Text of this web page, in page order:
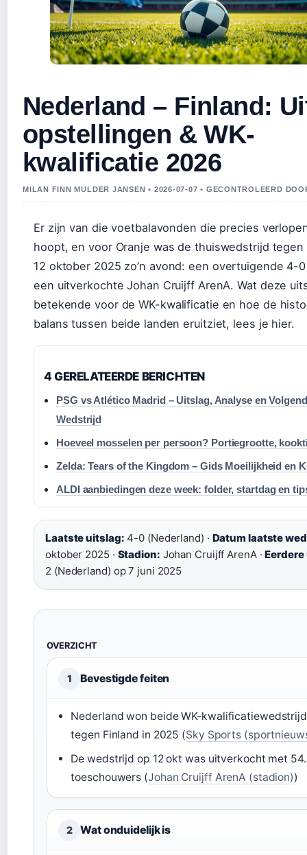
Nederland – Finland:
opstellingen & WK-
kwalificatie 2026
MILAN FINN MULDER JANSEN • 2026-07-07 • GECONTROLEERD
Er zijn van die voetbalavonden die precies
hoopt, en voor Oranje was de thuiswedstrijd tegen
12 oktober 2025 zo’n avond: een overtuigende 4-
een uitverkochte Johan Cruijff ArenA. Wat deze
betekende voor de WK-kwalificatie en hoe de
balans tussen beide landen eruitziet, lees je hier.
4 GERELATEERDE BERICHTEN
PSG vs Atlético Madrid – Uitslag, Analyse en
Wedstrijd
Hoeveel mosselen per persoon? Portiegrootte,
Zelda: Tears of the Kingdom – Gids Moeilijkheid en
ALDI aanbiedingen deze week: folder, startdag en
Laatste uitslag: 4-0 (Nederland) · Datum laatste
oktober 2025 · Stadion: Johan Cruijff ArenA ·
2 (Nederland) op 7 juni 2025
OVERZICHT
1 Bevestigde feiten
Nederland won beide WK-
tegen Finland in 2025 (Sky Sports
De wedstrijd op 12 okt was uitverkocht met
toeschouwers (Johan Cruijff ArenA (stadion))
2 Wat onduidelijk is